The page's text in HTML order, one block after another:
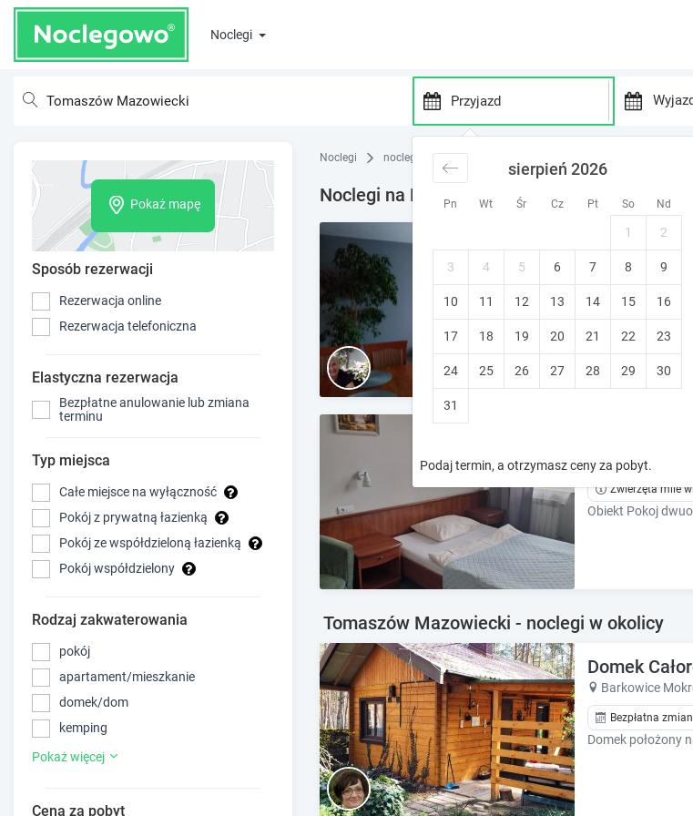
Noclegi
P
e
s
s
d
o
w
n
r
e
y
t
o
n
t
r
a
c
t
w
i
t
h
t
h
d
w
a
e
y
t
r
c
t
w
i
t
Pn Wt Śr Cz Pt So Nd
sierpień 2026
1 2
3 4 5 6 7 8 9
10 11 12 13 14 15 16
17 18 19 20 21 22 23
24 25 26 27 28 29 30
31
Podaj termin, a otrzymasz ceny za pobyt.
Pokaż mapę
Sposób rezerwacji
Rezerwacja online
Rezerwacja telefoniczna
Elastyczna rezerwacja
Bezpłatne anulowanie lub zmiana
terminu
Typ miejsca
Całe miejsce na wyłączność
Pokój z prywatną łazienką
Pokój ze współdzieloną łazienką
Pokój współdzielony
Rodzaj zakwaterowania
pokój
apartament/mieszkanie
domek/dom
kemping
Pokaż więcej
Cena za pobyt
Noclegi noclegi Mazowsze
Noclegi na Majówkę w Tomaszowie
Domotel
Tomaszów
Prywatna
Tomaszów
Zwierzęta mile
Tomaszów Mazowiecki - noclegi w okolicy
Domek
Barkowice
Bezpłatna